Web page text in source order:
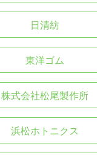
日清紡
東洋ゴム
株式会社松尾製作所
浜松ホトニクス